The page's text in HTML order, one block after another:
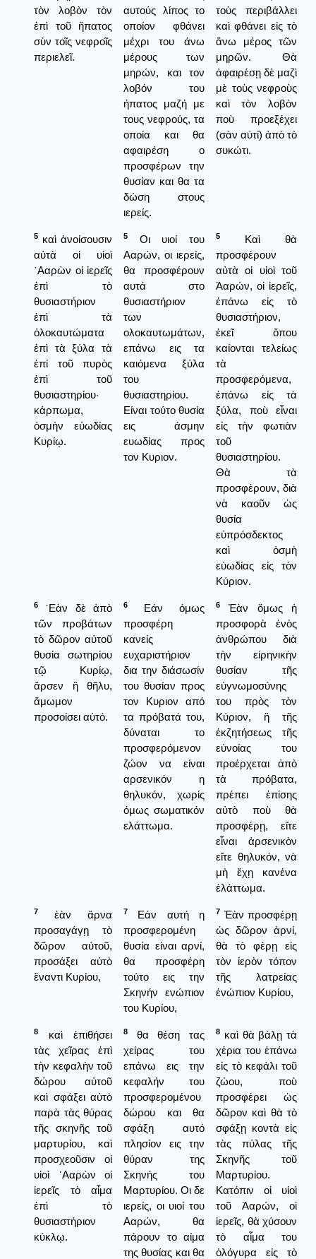
τὸν λοβὸν τὸν
ἐπὶ τοῦ ἥπατος
σὺν τοῖς νεφροῖς
περιελεῖ.
αυτούς λίπος το
οποίον φθάνει
μέχρι του άνω
μέρους των
μηρών, και τον
λοβόν του
ήπατος μαζή με
τους νεφρούς, τα
οποία και θα
αφαιρέση ο
προσφέρων την
θυσίαν και θα τα
δώση στους
ιερείς.
τοὺς περιβάλλει
καὶ φθάνει εἰς τὸ
ἄνω μέρος τῶν
μηρῶν. Θὰ
ἀφαιρέσῃ δὲ μαζὶ
μὲ τοὺς νεφροὺς
καὶ τὸν λοβὸν
ποὺ προεξέχει
(σὰν αὐτί) ἀπὸ τὸ
συκώτι.
5 καὶ ἀνοίσουσιν
αὐτὰ οἱ υἱοὶ
᾿Ααρὼν οἱ ἱερεῖς
ἐπὶ τὸ
θυσιαστήριον
ἐπὶ τὰ
ὁλοκαυτώματα
ἐπὶ τὰ ξύλα τὰ
ἐπί τοῦ πυρὸς
ἐπὶ τοῦ
θυσιαστηρίου·
κάρπωμα,
ὀσμὴν εὐωδίας
Κυρίῳ.
5
Οι υιοί του
Ααρών, οι ιερείς,
θα προσφέρουν
αυτά στο
θυσιαστήριον
των
ολοκαυτωμάτων,
επάνω εις τα
καιόμενα ξύλα
του
θυσιαστηρίου.
Είναι τούτο θυσία
εις άσμην
ευωδίας προς
τον Κυριον.
5
Καὶ θὰ
προσφέρουν
αὐτὰ οἱ υἱοὶ τοῦ
Ἀαρών, οἱ ἱερεῖς,
ἐπάνω εἰς τὸ
θυσιαστήριον,
ἐκεῖ ὅπου
καίονται τελείως
τὰ
προσφερόμενα,
ἐπάνω εἰς τὰ
ξύλα, ποὺ εἶναι
εἰς τὴν φωτιὰν
τοῦ
θυσιαστηρίου.
Θὰ τὰ
προσφέρουν, διὰ
νὰ καοῦν ὡς
θυσία
εὐπρόσδεκτος
καὶ ὀσμὴ
εὐωδίας εἰς τὸν
Κύριον.
6
᾿Εὰν δὲ ἀπὸ
τῶν προβάτων
τὸ δῶρον αὐτοῦ
θυσία σωτηρίου
τῷ Κυρίῳ,
ἄρσεν ἢ θῆλυ,
ἄμωμον
προσοίσει αὐτό.
6
Εάν όμως
προσφέρη
κανείς
ευχαριστήριον
δια την διάσωσίν
του θυσίαν προς
τον Κυριον από
τα πρόβατά του,
δύναται το
προσφερόμενον
ζώον να είναι
αρσενικόν η
θηλυκόν, χωρίς
όμως σωματικόν
ελάττωμα.
6
Ἐὰν ὅμως ἡ
προσφορὰ ἐνὸς
ἀνθρώπου διὰ
τὴν εἰρηνικὴν
θυσίαν τῆς
εὐγνωμοσύνης
του πρὸς τὸν
Κύριον, ἢ τῆς
ἐκζητήσεως τῆς
εὐνοίας του
προέρχεται ἀπὸ
τὰ πρόβατα,
πρέπει ἐπίσης
αὐτὸ ποὺ θὰ
προσφέρῃ, εἴτε
εἶναι ἀρσενικὸν
εἴτε θηλυκόν, νὰ
μὴ ἔχῃ κανένα
ἐλάττωμα.
7
ἐὰν ἄρνα
προσαγάγῃ τὸ
δῶρον αὐτοῦ,
προσάξει αὐτὸ
ἔναντι Κυρίου,
7
Εάν αυτή η
προσφερομένη
θυσία είναι αρνί,
θα προσφέρη
τούτο εις την
Σκηνήν ενώπιον
του Κυρίου,
7 Ἐὰν προσφέρῃ
ὡς δῶρον ἀρνί,
θὰ τὸ φέρῃ εἰς
τὸν ἰερὸν τόπον
τῆς λατρείας
ἐνώπιον Κυρίου,
8
καὶ ἐπιθήσει
τὰς χεῖρας ἐπὶ
τὴν κεφαλὴν τοῦ
δώρου αὐτοῦ
καὶ σφάξει αὐτὸ
παρὰ τὰς θύρας
τῆς σκηνῆς τοῦ
μαρτυρίου, καὶ
προσχεοῦσιν οἱ
υἱοὶ ᾿Ααρὼν οἱ
ἱερεῖς τὸ αἷμα
ἐπὶ τὸ
θυσιαστήριον
κύκλῳ.
8
θα θέση τας
χείρας του
επάνω εις την
κεφαλήν του
προσφερομένου
δώρου και θα
σφάξη αυτό
πλησίον εις την
θύραν της
Σκηνής του
Μαρτυρίου. Οι δε
ιερείς, οι υιοί του
Ααρών, θα
πάρουν το αίμα
της θυσίας και θα
8 καὶ θὰ βάλῃ τὰ
χέρια του ἐπάνω
εἰς τὸ κεφάλι τοῦ
ζώου, ποὺ
προσφέρει ὡς
δῶρον καὶ θὰ τὸ
σφάξῃ κοντὰ εἰς
τὰς πύλας τῆς
Σκηνῆς τοῦ
Μαρτυρίου.
Κατόπιν οἱ υἱοὶ
τοῦ Ἀαρών, οἱ
ἱερεῖς, θὰ χύσουν
τὸ αἷμα του
ὁλόγυρα εἰς τὸ